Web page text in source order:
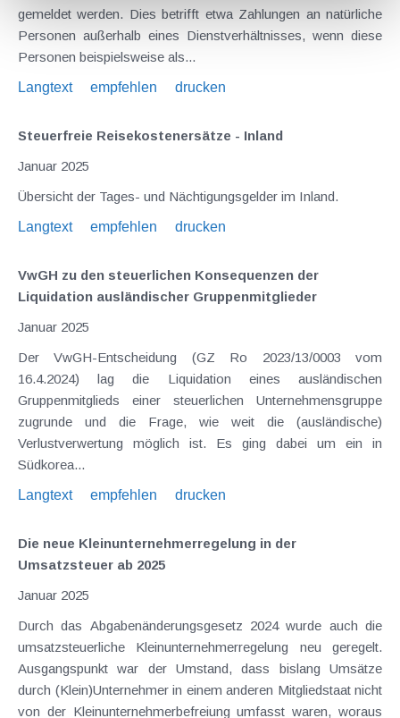
gemeldet werden. Dies betrifft etwa Zahlungen an natürliche
Personen außerhalb eines Dienstverhältnisses, wenn diese
Personen beispielsweise als...
Langtext
empfehlen drucken
Steuerfreie Reisekostenersätze - Inland
Januar 2025
Übersicht der Tages- und Nächtigungsgelder im Inland.
Langtext
empfehlen drucken
VwGH zu den steuerlichen Konsequenzen der
Liquidation ausländischer Gruppenmitglieder
Januar 2025
Der VwGH-Entscheidung (GZ Ro 2023/13/0003 vom
16.4.2024) lag die Liquidation eines ausländischen
Gruppenmitglieds einer steuerlichen Unternehmensgruppe
zugrunde und die Frage, wie weit die (ausländische)
Verlustverwertung möglich ist. Es ging dabei um ein in
Südkorea...
Langtext
empfehlen drucken
Die neue Kleinunternehmerregelung in der
Umsatzsteuer ab 2025
Januar 2025
Durch das Abgabenänderungsgesetz 2024 wurde auch die
umsatzsteuerliche Kleinunternehmerregelung neu geregelt.
Ausgangspunkt war der Umstand, dass bislang Umsätze
durch (Klein)Unternehmer in einem anderen Mitgliedstaat nicht
von der Kleinunternehmerbefreiung umfasst waren, woraus